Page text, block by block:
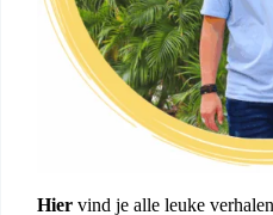
Hier vind je alle leuke